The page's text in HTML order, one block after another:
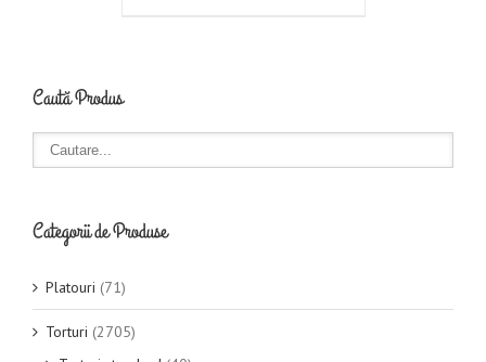
Caută Produs
Categorii de Produse
Platouri (71)
Torturi (2705)